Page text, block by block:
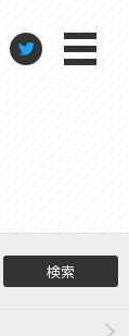
検索